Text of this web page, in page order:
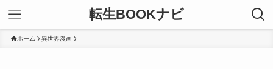
転生BOOKナビ
ホーム 異世界漫画